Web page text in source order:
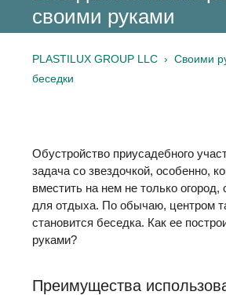
своими руками
PLASTILUX GROUP LLC › Своими
беседки
Обустройство приусадебного
задача со звездочкой, особенно,
вместить на нем не только огород,
для отдыха. По обычаю, центром
становится беседка. Как ее
руками?
Преимущества